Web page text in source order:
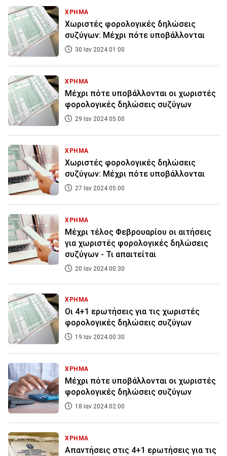
ΧΡΗΜΑ
Χωριστές φορολογικές δηλώσεις
συζύγων: Μέχρι πότε υποβάλλονται
30 Ιαν 2024 01:00
ΧΡΗΜΑ
Μέχρι πότε υποβάλλονται οι χωριστές
φορολογικές δηλώσεις συζύγων
29 Ιαν 2024 05:00
ΧΡΗΜΑ
Χωριστές φορολογικές δηλώσεις
συζύγων: Μέχρι πότε υποβάλλονται
27 Ιαν 2024 05:00
ΧΡΗΜΑ
Μέχρι τέλος Φεβρουαρίου οι αιτήσεις
για χωριστές φορολογικές δηλώσεις
συζύγων - Τι απαιτείται
20 Ιαν 2024 00:30
ΧΡΗΜΑ
Οι 4+1 ερωτήσεις για τις χωριστές
φορολογικές δηλώσεις συζύγων
19 Ιαν 2024 00:30
ΧΡΗΜΑ
Μέχρι πότε υποβάλλονται οι χωριστές
φορολογικές δηλώσεις συζύγων
18 Ιαν 2024 02:00
ΧΡΗΜΑ
Απαντήσεις στις 4+1 ερωτήσεις για τις